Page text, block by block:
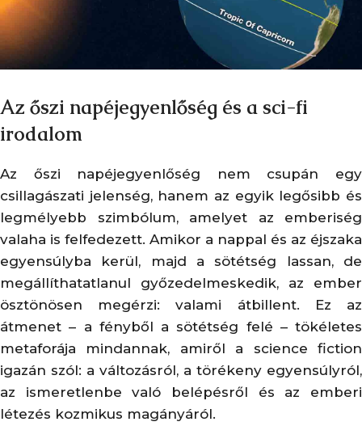
Az őszi napéjegyenlőség és a sci-fi
irodalom
Az őszi napéjegyenlőség nem csupán egy
csillagászati jelenség, hanem az egyik legősibb és
legmélyebb szimbólum, amelyet az emberiség
valaha is felfedezett. Amikor a nappal és az éjszaka
egyensúlyba kerül, majd a sötétség lassan, de
megállíthatatlanul győzedelmeskedik, az ember
ösztönösen megérzi: valami átbillent. Ez az
átmenet – a fényből a sötétség felé – tökéletes
metaforája mindannak, amiről a science fiction
igazán szól: a változásról, a törékeny egyensúlyról,
az ismeretlenbe való belépésről és az emberi
létezés kozmikus magányáról.